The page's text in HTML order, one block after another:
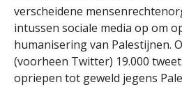
verscheidene
intussen sociale media op om
humanisering van Palestijnen.
(voorheen Twitter) 19.000
opriepen tot geweld jegens